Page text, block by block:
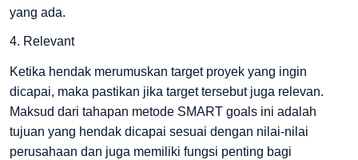
yang ada.
4. Relevant
Ketika hendak merumuskan target proyek yang ingin
dicapai, maka pastikan jika target tersebut juga relevan.
Maksud dari tahapan metode SMART goals ini adalah
tujuan yang hendak dicapai sesuai dengan nilai-nilai
perusahaan dan juga memiliki fungsi penting bagi